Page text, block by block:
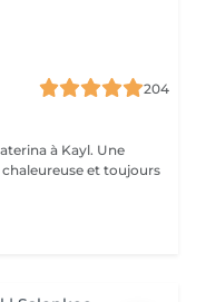
204
à Kayl. Une
et toujours